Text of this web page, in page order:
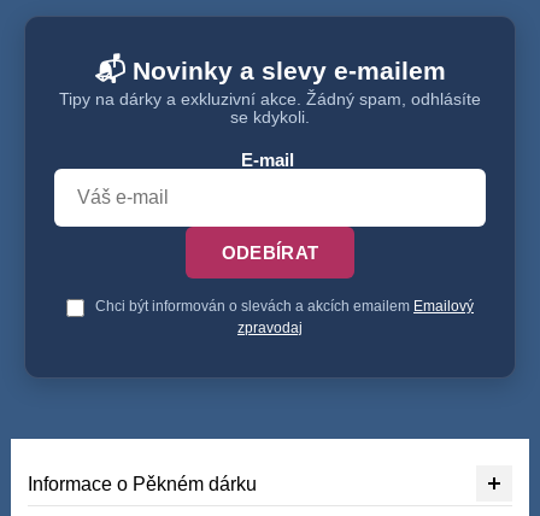
📬 Novinky a slevy e-mailem
Tipy na dárky a exkluzivní akce. Žádný spam, odhlásíte
se kdykoli.
E-mail
ODEBÍRAT
Chci být informován o slevách a akcích emailem Emailový
zpravodaj
Informace o Pěkném dárku